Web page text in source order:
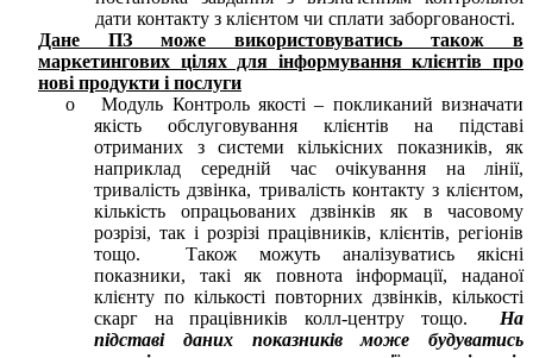
дати контакту з клієнтом чи сплати заборгованості.
Дане ПЗ може використовуватись також в
маркетингових цілях для інформування клієнтів про
нові продукти і послуги
o Модуль Контроль якості – покликаний визначати
якість обслуговування клієнтів на підставі
отриманих з системи кількісних показників, як
наприклад середній час очікування на лінії,
тривалість дзвінка, тривалість контакту з клієнтом,
кількість опрацьованих дзвінків як в часовому
розрізі, так і розрізі працівників, клієнтів, регіонів
тощо. Також можуть аналізуватись якісні
показники, такі як повнота інформації, наданої
клієнту по кількості повторних дзвінків, кількості
скарг на працівників колл-центру тощо. На
підставі даних показників може будуватись